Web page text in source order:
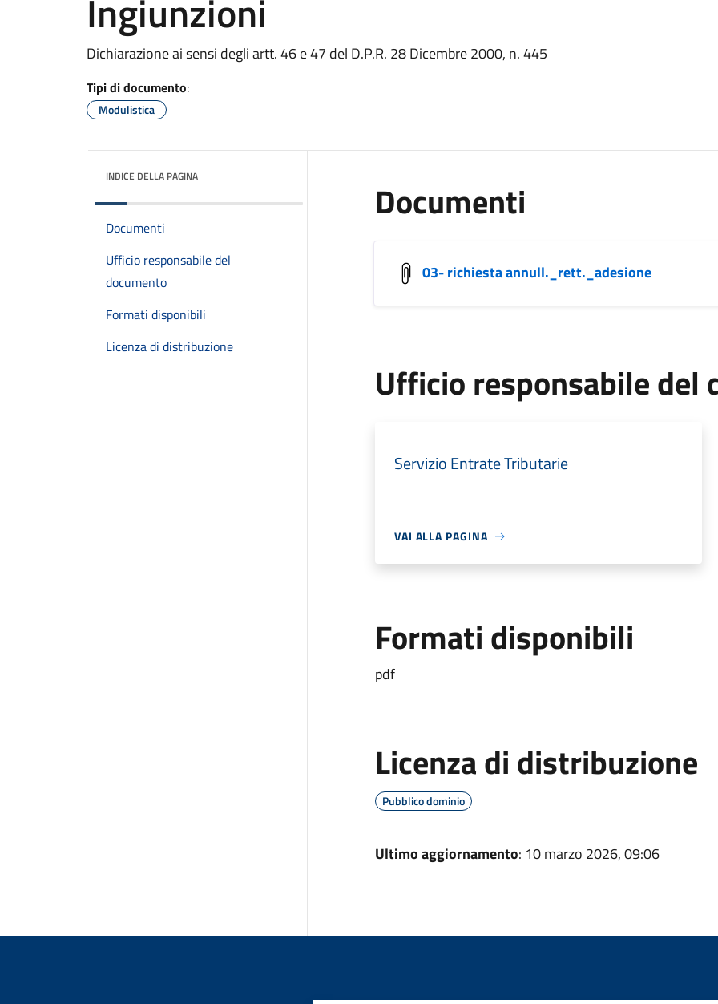
Ingiunzioni
Dichiarazione ai sensi degli artt. 46 e 47 del D.P.R. 28 Dicembre 2000, n. 445
Tipi di documento:
Modulistica
INDICE DELLA PAGINA
Documenti
Ufficio responsabile del
documento
Formati disponibili
Licenza di distribuzione
Documenti
03- richiesta annull._rett._adesione
Ufficio responsabile del
Servizio Entrate Tributarie
VAI ALLA PAGINA
Formati disponibili
pdf
Licenza di distribuzione
Pubblico dominio
Ultimo aggiornamento: 10 marzo 2026, 09:06